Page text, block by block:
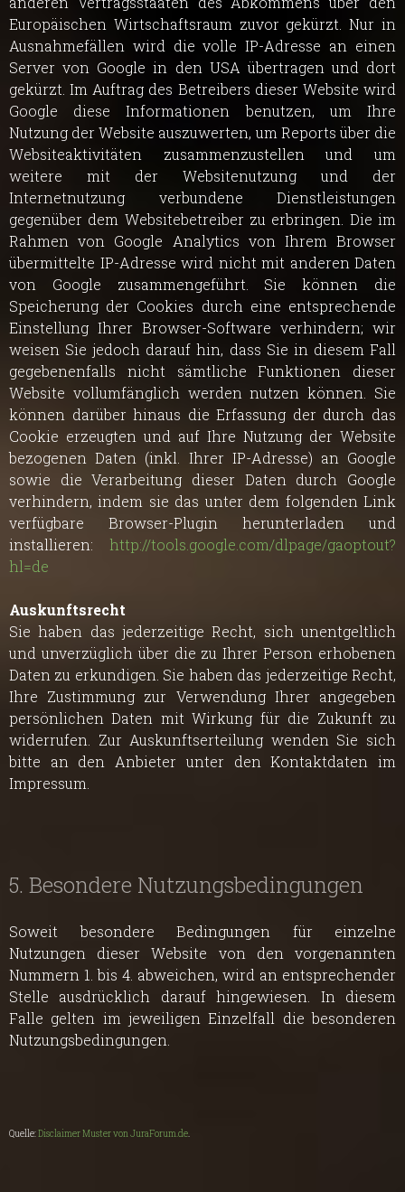
Europäischen Wirtschaftsraum zuvor gekürzt. Nur in
Ausnahmefällen wird die volle IP-Adresse an einen
Server von Google in den USA übertragen und dort
gekürzt. Im Auftrag des Betreibers dieser Website wird
Google diese Informationen benutzen, um Ihre
Nutzung der Website auszuwerten, um Reports über die
Websiteaktivitäten zusammenzustellen und um
weitere mit der Websitenutzung und der
Internetnutzung verbundene Dienstleistungen
gegenüber dem Websitebetreiber zu erbringen. Die im
Rahmen von Google Analytics von Ihrem Browser
übermittelte IP-Adresse wird nicht mit anderen Daten
von Google zusammengeführt. Sie können die
Speicherung der Cookies durch eine entsprechende
Einstellung Ihrer Browser-Software verhindern; wir
weisen Sie jedoch darauf hin, dass Sie in diesem Fall
gegebenenfalls nicht sämtliche Funktionen dieser
Website vollumfänglich werden nutzen können. Sie
können darüber hinaus die Erfassung der durch das
Cookie erzeugten und auf Ihre Nutzung der Website
bezogenen Daten (inkl. Ihrer IP-Adresse) an Google
sowie die Verarbeitung dieser Daten durch Google
verhindern, indem sie das unter dem folgenden Link
verfügbare Browser-Plugin herunterladen und
installieren: http://tools.google.com/dlpage/gaoptout?
hl=de
Auskunftsrecht
Sie haben das jederzeitige Recht, sich unentgeltlich
und unverzüglich über die zu Ihrer Person erhobenen
Daten zu erkundigen. Sie haben das jederzeitige Recht,
Ihre Zustimmung zur Verwendung Ihrer angegeben
persönlichen Daten mit Wirkung für die Zukunft zu
widerrufen. Zur Auskunftserteilung wenden Sie sich
bitte an den Anbieter unter den Kontaktdaten im
Impressum.
5. Besondere Nutzungsbedingungen
Soweit besondere Bedingungen für einzelne
Nutzungen dieser Website von den vorgenannten
Nummern 1. bis 4. abweichen, wird an entsprechender
Stelle ausdrücklich darauf hingewiesen. In diesem
Falle gelten im jeweiligen Einzelfall die besonderen
Nutzungsbedingungen.
Quelle:Disclaimer Muster von JuraForum.de.